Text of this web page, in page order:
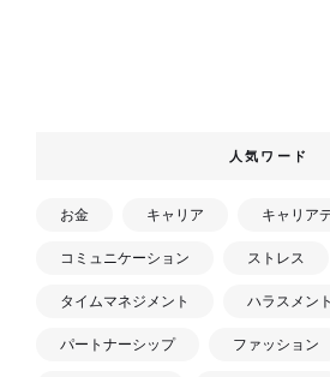
人気ワード
お金 キャリア キャリア
コミュニケーション ストレス
タイムマネジメント ハラスメント
パートナーシップ ファッション